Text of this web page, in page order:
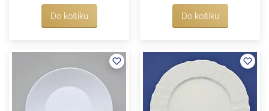
Do košíku Do košíku